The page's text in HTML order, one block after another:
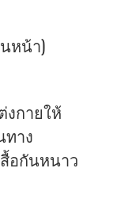
หน้า)
งกายให้
ทาง
อกันหนาว